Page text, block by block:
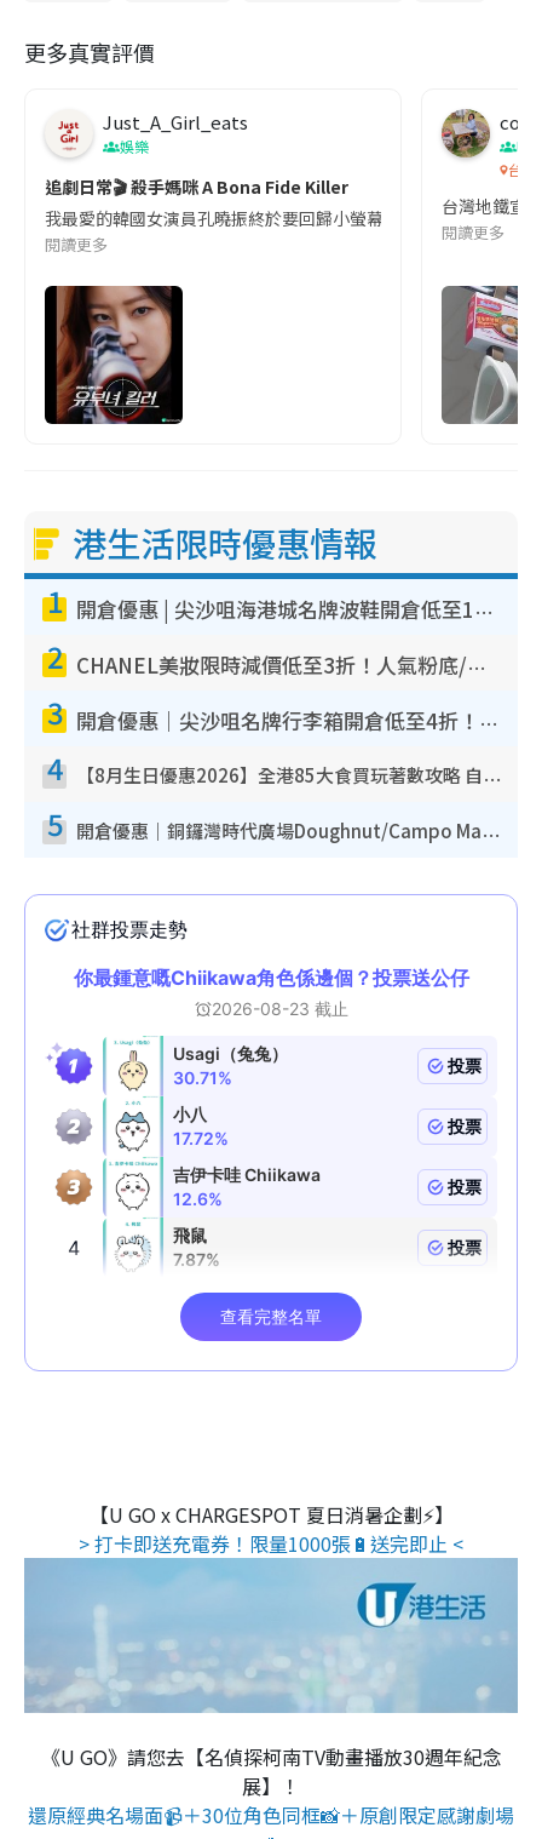
更多真實評價
Just_A_Girl_eats
娛樂
追劇日常🎬 殺手媽咪 A Bona Fide Killer
我最愛的韓國女演員孔曉振終於要回歸小螢幕啦!這次的劇本改編
閱讀更多
co
吹
台灣
台灣地鐵宣
閱讀更多
港生活限時優惠情報
1 開倉優惠 | 尖沙咀海港城名牌波鞋開倉低至1折！On鞋$899起／Joy&Peace鞋履$98起
2 CHANEL美妝限時減價低至3折！人氣粉底/唇膏/精華液低至$275！COCO香水都有平
3 開倉優惠｜尖沙咀名牌行李箱開倉低至4折！一連5日 American Tourister/ace./Hallmark $200起！
4 【8月生日優惠2026】全港85大食買玩著數攻略 自助餐/火鍋放題同行免費＋誠品/DONKI送現金券
5 開倉優惠｜銅鑼灣時代廣場Doughnut/Campo Marzio開倉低至1折！背囊、書包、手袋劈價$200起
【U GO x CHARGESPOT 夏日消暑企劃⚡】
> 打卡即送充電券！限量1000張🔋送完即止 <
《U GO》請您去【名偵探柯南TV動畫播放30週年紀念
展】！
還原經典名場面📹＋30位角色同框📸＋原創限定感謝劇場